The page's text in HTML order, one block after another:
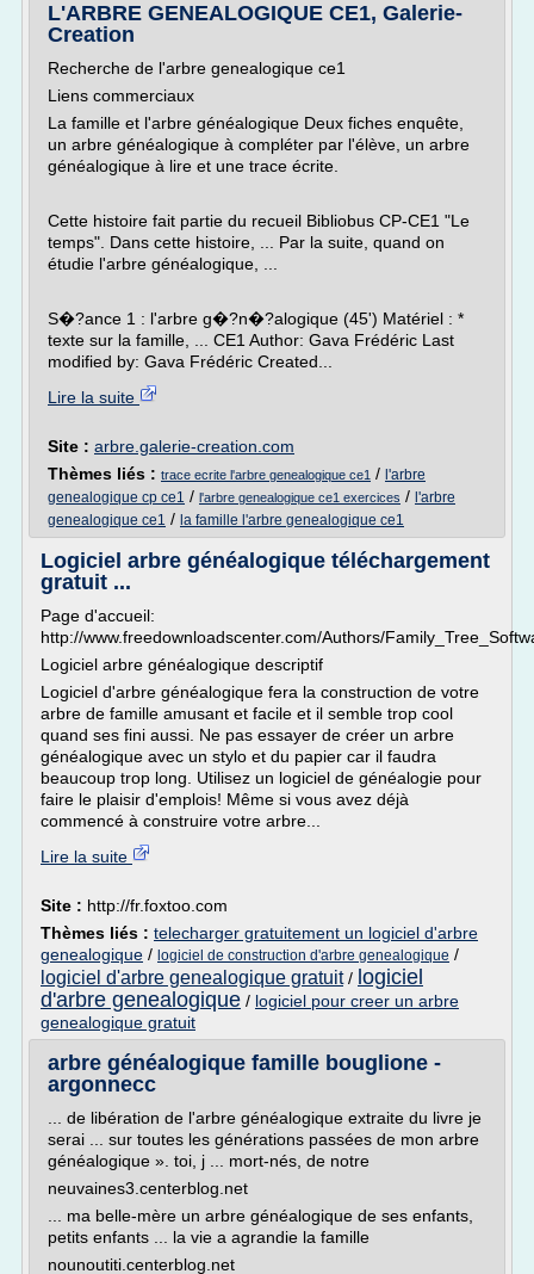
L'ARBRE GENEALOGIQUE CE1, Galerie-
Creation
Recherche de l'arbre genealogique ce1
Liens commerciaux
La famille et l'arbre généalogique Deux fiches enquête,
un arbre généalogique à compléter par l'élève, un arbre
généalogique à lire et une trace écrite.
Cette histoire fait partie du recueil Bibliobus CP-CE1 "Le
temps". Dans cette histoire, ... Par la suite, quand on
étudie l'arbre généalogique, ...
S�?ance 1 : l'arbre g�?n�?alogique (45') Matériel : *
texte sur la famille, ... CE1 Author: Gava Frédéric Last
modified by: Gava Frédéric Created...
Lire la suite
Site : arbre.galerie-creation.com
Thèmes liés : trace ecrite l'arbre genealogique ce1 / l'arbre
genealogique cp ce1 / l'arbre genealogique ce1 exercices / l'arbre
genealogique ce1 / la famille l'arbre genealogique ce1
Logiciel arbre généalogique téléchargement
gratuit ...
Page d'accueil:
http://www.freedownloadscenter.com/Authors/
Logiciel arbre généalogique descriptif
Logiciel d'arbre généalogique fera la construction de votre
arbre de famille amusant et facile et il semble trop cool
quand ses fini aussi. Ne pas essayer de créer un arbre
généalogique avec un stylo et du papier car il faudra
beaucoup trop long. Utilisez un logiciel de généalogie pour
faire le plaisir d'emplois! Même si vous avez déjà
commencé à construire votre arbre...
Lire la suite
Site : http://fr.foxtoo.com
Thèmes liés : telecharger gratuitement un logiciel d'arbre
genealogique / logiciel de construction d'arbre genealogique /
logiciel d'arbre genealogique gratuit/ logiciel
d'arbre genealogique / logiciel pour creer un arbre
genealogique gratuit
arbre généalogique famille bouglione -
argonnecc
... de libération de l'arbre généalogique extraite du livre je
serai ... sur toutes les générations passées de mon arbre
généalogique ». toi, j ... mort-nés, de notre
neuvaines3.centerblog.net
... ma belle-mère un arbre généalogique de ses enfants,
petits enfants ... la vie a agrandie la famille
nounoutiti.centerblog.net